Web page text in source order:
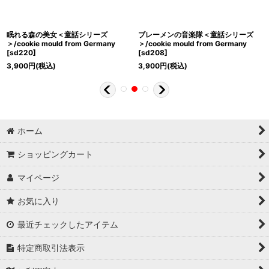
眠れる森の美女＜童話シリーズ
＞/cookie mould from Germany
[sd220]
3,900円(税込)
ブレーメンの音楽隊＜童話シリーズ
＞/cookie mould from Germany
[sd208]
3,900円(税込)
ホーム
ショッピングカート
マイページ
お気に入り
最近チェックしたアイテム
特定商取引法表示